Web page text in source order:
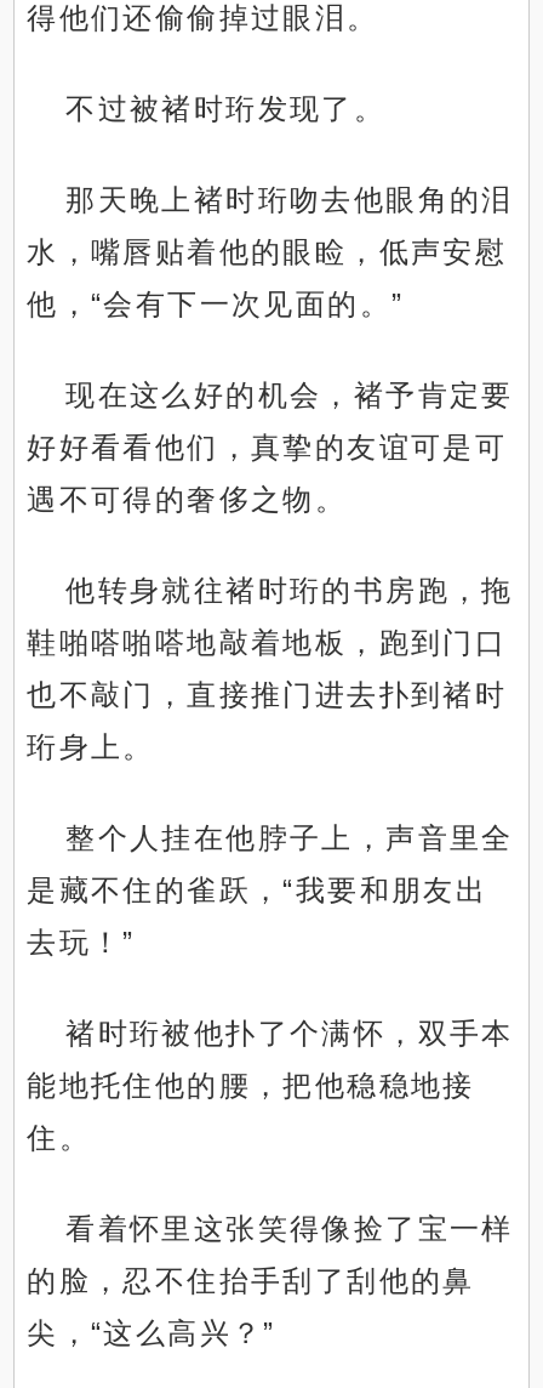
得他们还偷偷掉过眼泪。
不过被褚时珩发现了。
那天晚上褚时珩吻去他眼角的泪
水，嘴唇贴着他的眼睑，低声安慰
他，“会有下一次见面的。”
现在这么好的机会，褚予肯定要
好好看看他们，真挚的友谊可是可
遇不可得的奢侈之物。
他转身就往褚时珩的书房跑，拖
鞋啪嗒啪嗒地敲着地板，跑到门口
也不敲门，直接推门进去扑到褚时
珩身上。
整个人挂在他脖子上，声音里全
是藏不住的雀跃，“我要和朋友出
去玩！”
褚时珩被他扑了个满怀，双手本
能地托住他的腰，把他稳稳地接
住。
看着怀里这张笑得像捡了宝一样
的脸，忍不住抬手刮了刮他的鼻
尖，“这么高兴？”